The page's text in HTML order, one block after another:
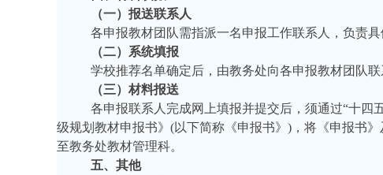
（一）报送联系人
各申报教材团队需指派一名申报工作联系人，负责具
（二）系统填报
学校推荐名单确定后，由教务处向各申报教材团队
（三）材料报送
各申报联系人完成网上填报并提交后，须通过“十四
级规划教材申报书》(以下简称《申报书》)，将《申报书
至教务处教材管理科。
五、其他